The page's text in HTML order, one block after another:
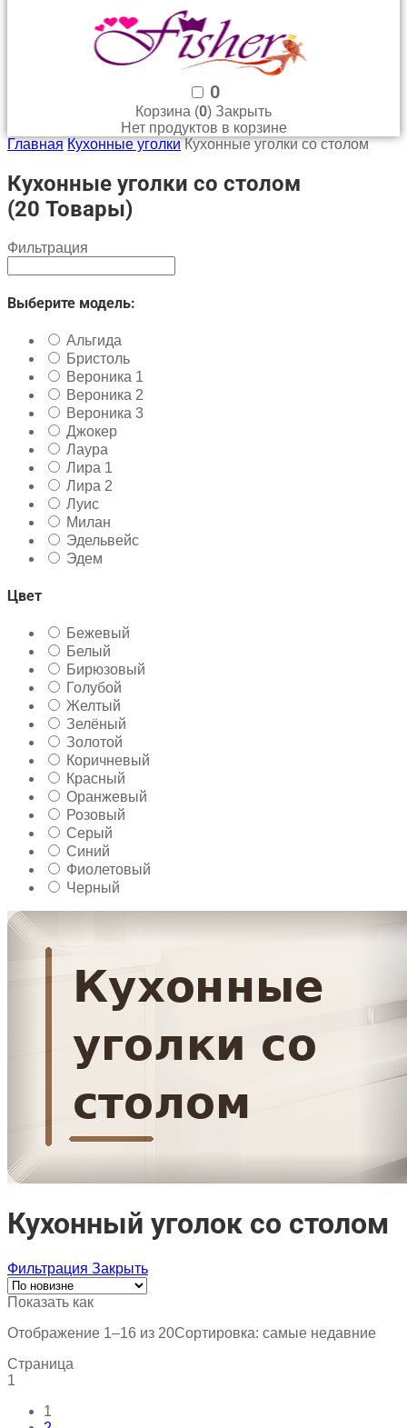
0
Корзина (0) Закрыть
Нет продуктов в корзине
Главная Кухонные уголки Кухонные уголки со столом
Кухонные уголки со столом
(20 Товары)
Фильтрация
Выберите модель:
Альгида
Бристоль
Вероника 1
Вероника 2
Вероника 3
Джокер
Лаура
Лира 1
Лира 2
Луис
Милан
Эдельвейс
Эдем
Цвет
Бежевый
Белый
Бирюзовый
Голубой
Желтый
Зелёный
Золотой
Коричневый
Красный
Оранжевый
Розовый
Серый
Синий
Фиолетовый
Черный
Кухонный уголок со столом
Фильтрация Закрыть
Показать как
Отображение 1–16 из 20Сортировка: самые недавние
Страница
1
1